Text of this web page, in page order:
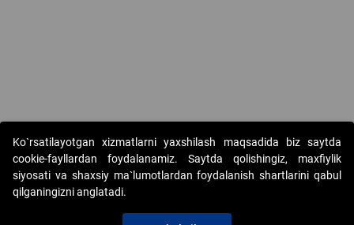
Copyright © 2017-2026. "Elektron onlayn-auksionlarni
tashkil etish" AJ. Barcha huquqlar himoyalangan
Ko`rsatilayotgan xizmatlarni yaxshilash maqsadida biz saytda
cookie-fayllardan foydalanamiz. Saytda qolishingiz, maxfiylik
siyosati va shaxsiy ma`lumotlardan foydalanish shartlarini qabul
qilganingizni anglatadi.